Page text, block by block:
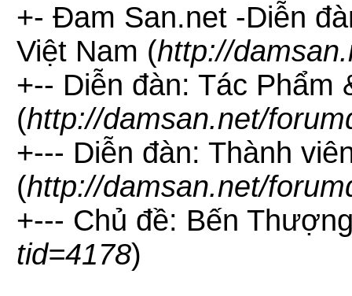
+- Đam San.net -Diễn
Việt Nam (http://
+-- Diễn đàn: Tác Phẩm
(http://damsan.net/
+--- Diễn đàn: Thành
(http://damsan.net/
+--- Chủ đề: Bến
tid=4178)